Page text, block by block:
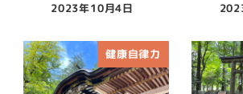
2023年10月4日
健康自律力